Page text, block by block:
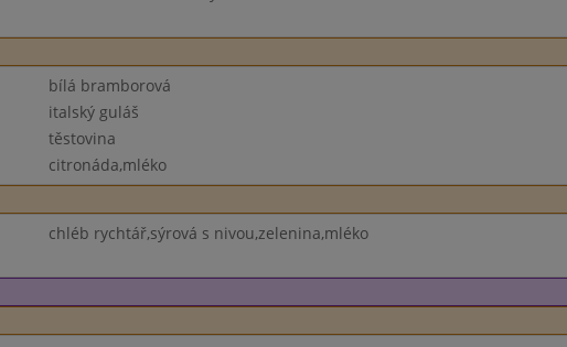
bílá bramborová
italský guláš
těstovina
citronáda,mléko
chléb rychtář,sýrová s nivou,zelenina,mléko